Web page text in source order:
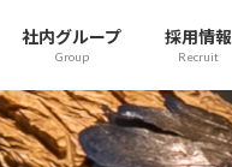
社内グループ
Group
採用情報
Recruit